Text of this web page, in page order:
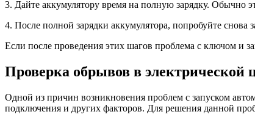
3. Дайте аккумулятору время на полную зарядку. Обычно
4. После полной зарядки аккумулятора, попробуйте снова
Если после проведения этих шагов проблема с ключом и
Проверка обрывов в электрической
Одной из причин возникновения проблем с запуском
подключения и других факторов. Для решения данной